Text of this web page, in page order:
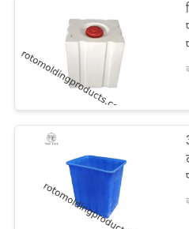
कारखाना
गुणवत्ता
नियंत्रण
पॉली बॉक्स
रासायनिक